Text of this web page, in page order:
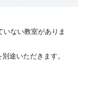
ない教室がありま
途いただきます。